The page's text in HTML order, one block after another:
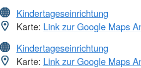
Kindertageseinrichtung
Karte: Link zur Google Maps
Kindertageseinrichtung
Karte: Link zur Google Maps